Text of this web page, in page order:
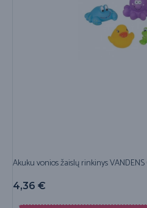
Akuku vonios žaislų rinkinys VANDENS
4,36 €